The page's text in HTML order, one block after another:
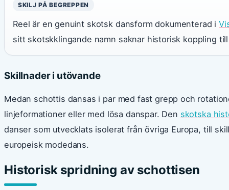
SKILJ PÅ BEGREPPEN
Reel är en genuint skotsk dansform dokumenterad i
sitt skotskklingande namn saknar historisk koppling
Skillnader i utövande
Medan schottis dansas i par med fast grepp och
linjeformationer eller med lösa danspar. Den skotska
danser som utvecklats isolerat från övriga Europa, till
europeisk modedans.
Historisk spridning av schottisen